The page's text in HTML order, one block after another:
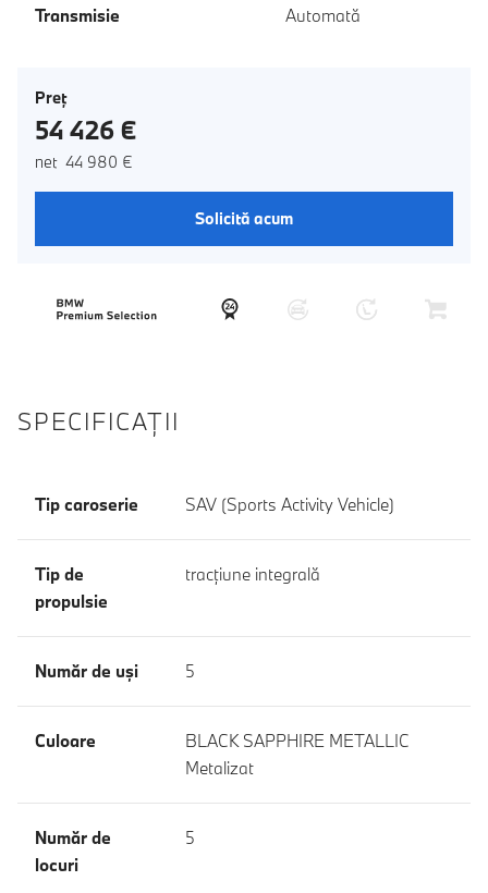
Transmisie Automată
Preţ
54 426 €
net 44 980 €
Solicită acum
SPECIFICAŢII
Tip caroserie SAV (Sports Activity Vehicle)
Tip de
propulsie
tracţiune integrală
Număr de uşi 5
Culoare
BLACK SAPPHIRE METALLIC
Metalizat
Număr de
locuri
5